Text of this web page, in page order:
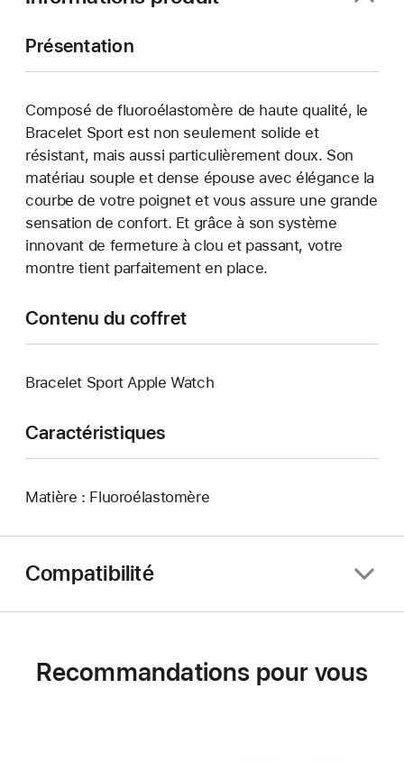
Présentation
Composé de fluoroélastomère de haute qualité, le
Bracelet Sport est non seulement solide et
résistant, mais aussi particulièrement doux. Son
matériau souple et dense épouse avec élégance la
courbe de votre poignet et vous assure une grande
sensation de confort. Et grâce à son système
innovant de fermeture à clou et passant, votre
montre tient parfaitement en place.
Contenu du coffret
Bracelet Sport Apple Watch
Caractéristiques
Matière : Fluoroélastomère
Compatibilité
Recommandations pour vous